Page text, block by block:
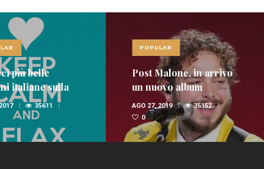
più belle
italiane sulla
35611
POPULAR
Post Malone, in arrivo
un nuovo album
AGO 27, 2019
35152
0